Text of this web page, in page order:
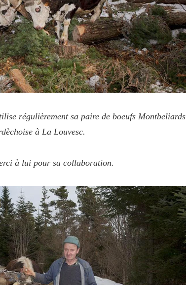
régulièrement sa paire de boeufs Montbeliards
à La Louvesc.
à lui pour sa collaboration.